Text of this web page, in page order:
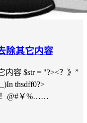
除其它内容
内容 $str = "?><？》”
thsdff0?>
！@#￥%……